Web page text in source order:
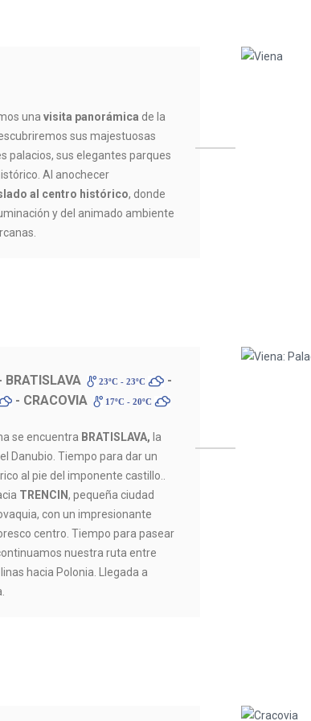
unavisita panorámica de la
sus majestuosas
palacios, sus elegantes parques
Al anochecer
al centro histórico, donde
y del animado ambiente
23ºC - 23ºC
-
- CRACOVIA
17ºC - 20ºC
se encuentra BRATISLAVA, la
Danubio. Tiempo para dar un
al pie del imponente castillo..
TRENCIN, pequeña ciudad
con un impresionante
centro. Tiempo para pasear
nuestra ruta entre
hacia Polonia. Llegada a